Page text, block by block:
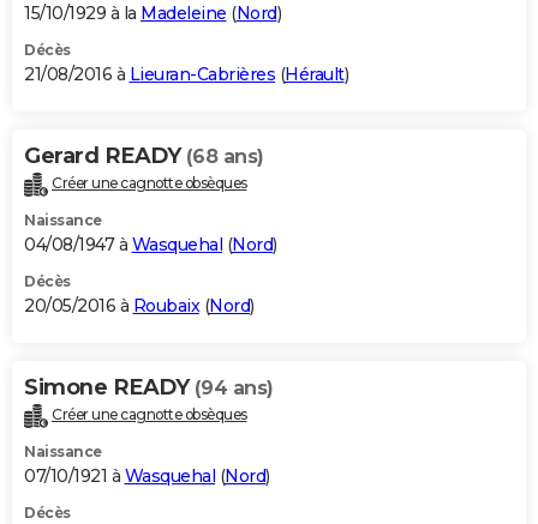
15/10/1929 à la Madeleine (Nord)
Décès
21/08/2016 à Lieuran-Cabrières (Hérault)
Gerard READY (68 ans)
Créer une cagnotte obsèques
Naissance
04/08/1947 à Wasquehal (Nord)
Décès
20/05/2016 à Roubaix(Nord)
Simone READY (94 ans)
Créer une cagnotte obsèques
Naissance
07/10/1921 à Wasquehal (Nord)
Décès